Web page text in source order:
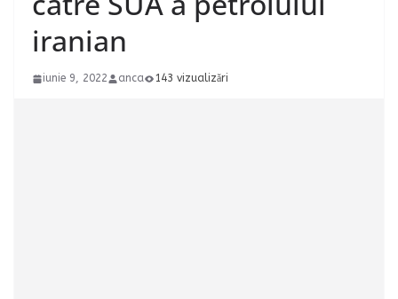
iranian
iunie 9, 2022 anca 143 vizualizări